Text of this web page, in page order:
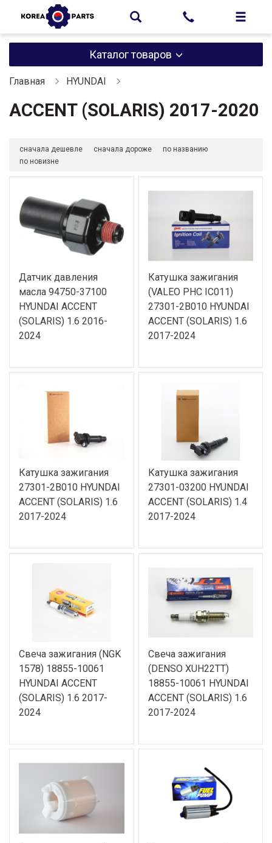
Каталог товаров
Главная HYUNDAI
ACCENT (SOLARIS) 2017-2020
сначала дешевле сначала дороже
по названию
по новизне
Датчик давления
масла 94750-37100
HYUNDAI ACCENT
(SOLARIS) 1.6 2016-
2024
Катушка зажигания
(VALEO PHC IC011)
27301-2B010 HYUNDAI
ACCENT (SOLARIS) 1.6
2017-2024
Катушка зажигания
27301-2B010 HYUNDAI
ACCENT (SOLARIS) 1.6
2017-2024
Катушка зажигания
27301-03200 HYUNDAI
ACCENT (SOLARIS) 1.4
2017-2024
Свеча зажигания (NGK
1578) 18855-10061
HYUNDAI ACCENT
(SOLARIS) 1.6 2017-
2024
Свеча зажигания
(DENSO XUH22TT)
18855-10061 HYUNDAI
ACCENT (SOLARIS) 1.6
2017-2024